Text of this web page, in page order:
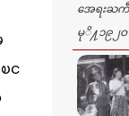
င
အေရးႀ
မုိ႔၁၉၂ဝ